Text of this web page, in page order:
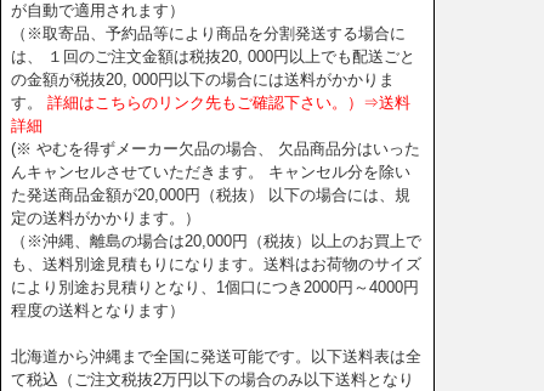
が自動で適用されます）
（※取寄品、予約品等により商品を分割発送する場合に
は、 １回のご注文金額は税抜20, 000円以上でも配送ごと
の金額が税抜20, 000円以下の場合には送料がかかりま
す。
詳細はこちらのリンク先もご確認下さい。）⇒送料
詳細
(※ やむを得ずメーカー欠品の場合、 欠品商品分はいった
んキャンセルさせていただきます。 キャンセル分を除い
た発送商品金額が20,000円（税抜） 以下の場合には、規
定の送料がかかります。）
（※沖縄、離島の場合は20,000円（税抜）以上のお買上で
も、送料別途見積もりになります。送料はお荷物のサイズ
により別途お見積りとなり、1個口につき2000円～4000円
程度の送料となります）
北海道から沖縄まで全国に発送可能です。以下送料表は全
て税込（ご注文税抜2万円以下の場合のみ以下送料となり